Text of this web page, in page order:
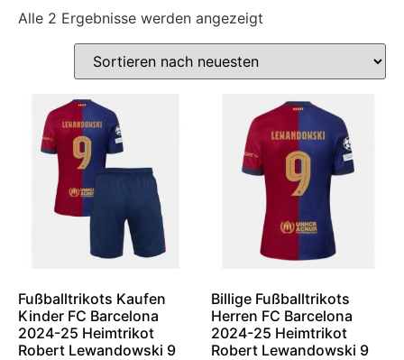
Alle 2 Ergebnisse werden angezeigt
Fußballtrikots Kaufen
Kinder FC Barcelona
2024-25 Heimtrikot
Robert Lewandowski 9
Billige Fußballtrikots
Herren FC Barcelona
2024-25 Heimtrikot
Robert Lewandowski 9